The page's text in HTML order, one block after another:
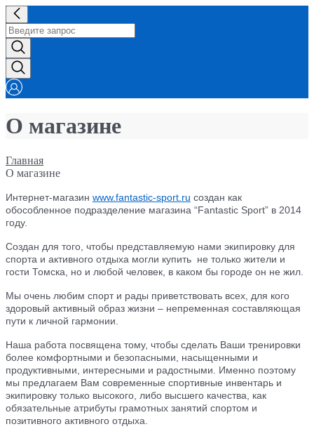
О магазине
Главная
О магазине
Интернет-магазин www.fantastic-sport.ru создан как
обособленное подразделение магазина “Fantastic Sport” в 2014
году.
Создан для того, чтобы представляемую нами экипировку для
спорта и активного отдыха могли купить не только жители и
гости Томска, но и любой человек, в каком бы городе он не жил.
Мы очень любим спорт и рады приветствовать всех, для кого
здоровый активный образ жизни – непременная составляющая
пути к личной гармонии.
Наша работа посвящена тому, чтобы сделать Ваши тренировки
более комфортными и безопасными, насыщенными и
продуктивными, интересными и радостными. Именно поэтому
мы предлагаем Вам современные спортивные инвентарь и
экипировку только высокого, либо высшего качества, как
обязательные атрибуты грамотных занятий спортом и
позитивного активного отдыха.